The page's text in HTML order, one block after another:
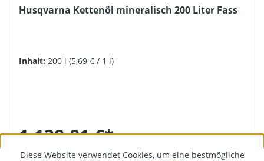
Husqvarna Kettenöl mineralisch 200 Liter Fass
Inhalt: 200 l (5,69 € / 1 l)
1.138,81 €*
Diese Website verwendet Cookies, um eine bestmögliche